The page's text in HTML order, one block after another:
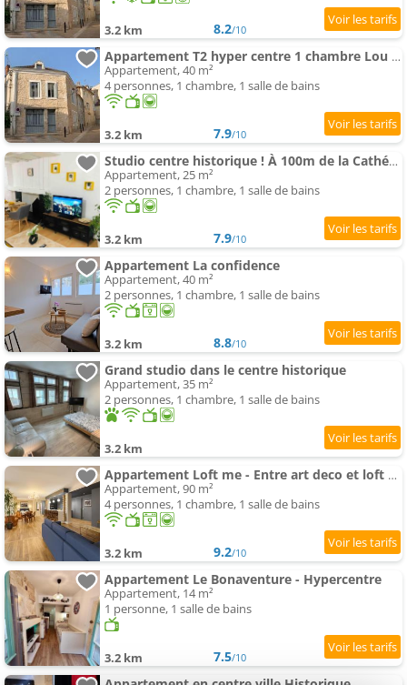
3.2 km 8.2/10
Appartement T2 hyper centre 1 chambre Lou Chabrol
Appartement, 40 m²
4 personnes, 1 chambre, 1 salle de bains
3.2 km 7.9/10
Studio centre historique ! À 100m de la Cathédrale
Appartement, 25 m²
2 personnes, 1 chambre, 1 salle de bains
3.2 km 7.9/10
Appartement La confidence
Appartement, 40 m²
2 personnes, 1 chambre, 1 salle de bains
3.2 km 8.8/10
Grand studio dans le centre historique
Appartement, 35 m²
2 personnes, 1 chambre, 1 salle de bains
3.2 km
Appartement Loft me - Entre art deco et loft à l'americaine
Appartement, 90 m²
4 personnes, 1 chambre, 1 salle de bains
3.2 km 9.2/10
Appartement Le Bonaventure - Hypercentre
Appartement, 14 m²
1 personne, 1 salle de bains
3.2 km 7.5/10